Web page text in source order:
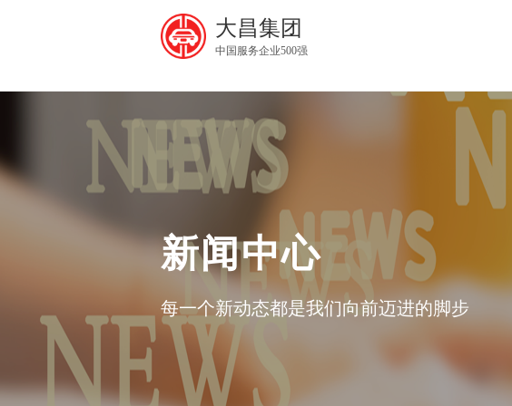
大昌集团
中国服务企业500强
新闻中心
每一个新动态都是我们向前迈进的脚步